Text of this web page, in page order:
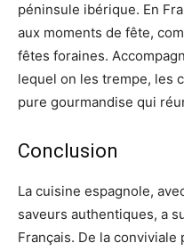
péninsule ibérique. En
aux moments de fête,
fêtes foraines.
lequel on les trempe, les
pure gourmandise qui
Conclusion
La cuisine espagnole,
saveurs authentiques, a
Français. De la conviviale